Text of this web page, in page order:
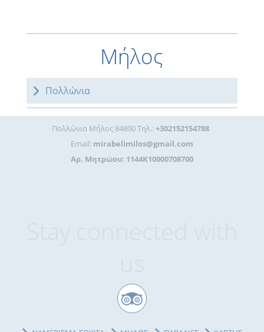
Μήλος
Πολλώνια
Πολλώνια Μήλος 84800 Τηλ.:+302152154788
Email: mirabelimilos@gmail.com
Αρ. Μητρώου: 1144K10000708700